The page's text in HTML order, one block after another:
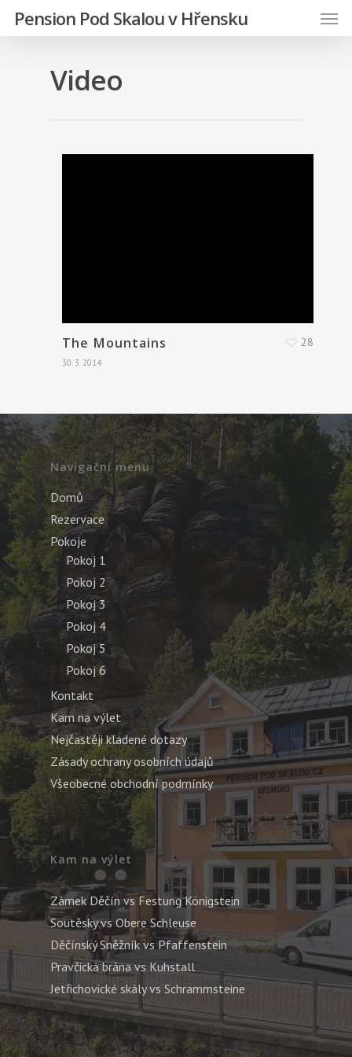
Pension Pod Skalou v Hřensku
Video
The Mountains
30. 3. 2014
28
Navigační menu
Domů
Rezervace
Pokoje
Pokoj 1
Pokoj 2
Pokoj 3
Pokoj 4
Pokoj 5
Pokoj 6
Kontakt
Kam na výlet
Nejčastěji kladené dotazy
Zásady ochrany osobních údajů
Všeobecné obchodní podmínky
Kam na výlet
Zámek Děčín vs Festung Königstein
Soutěsky vs Obere Schleuse
Děčínský Sněžník vs Pfaffenstein
Pravčická brána vs Kuhstall
Jetřichovické skály vs Schrammsteine